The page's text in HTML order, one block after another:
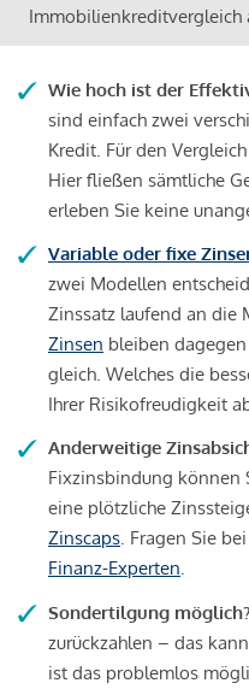
Immobilienkreditvergleich
Wie hoch ist der
sind einfach zwei
Kredit. Für den
Hier fließen sämtliche
erleben Sie keine
Variable oder fixe
zwei Modellen
Zinssatz laufend an die
Zinsen bleiben
gleich. Welches die
Ihrer Risikofreudigkeit
Anderweitige
Fixzinsbindung können
eine plötzliche
Zinscaps. Fragen Sie
Finanz-Experten.
Sondertilgung möglich?
zurückzahlen – das
ist das problemlos